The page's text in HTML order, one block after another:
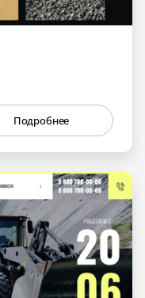
Подробнее